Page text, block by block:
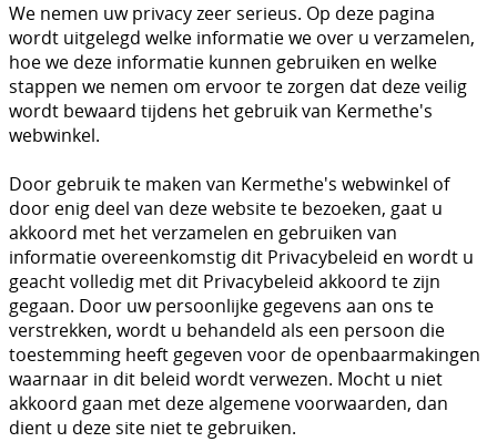
Muntcapsules
Munt- en medaillezakjes
Encap (Leuchtturm)
Postzegelmateriaal
Mijn account
Beurskalender
FAQ
Algemene voorwaarden
Privacyverklaring
We nemen uw privacy zeer serieus. Op deze pagina
wordt uitgelegd welke informatie we over u verzamelen,
hoe we deze informatie kunnen gebruiken en welke
stappen we nemen om ervoor te zorgen dat deze veilig
wordt bewaard tijdens het gebruik van Kermethe's
webwinkel.
Door gebruik te maken van Kermethe's webwinkel of
door enig deel van deze website te bezoeken, gaat u
akkoord met het verzamelen en gebruiken van
informatie overeenkomstig dit Privacybeleid en wordt u
geacht volledig met dit Privacybeleid akkoord te zijn
gegaan. Door uw persoonlijke gegevens aan ons te
verstrekken, wordt u behandeld als een persoon die
toestemming heeft gegeven voor de openbaarmakingen
waarnaar in dit beleid wordt verwezen. Mocht u niet
akkoord gaan met deze algemene voorwaarden, dan
dient u deze site niet te gebruiken.